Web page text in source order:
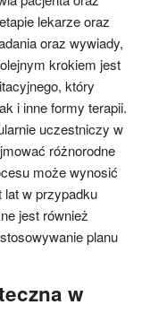
lekarze oraz
oraz wywiady,
krokiem jest
który
i inne formy terapii.
uczestniczy w
różnorodne
może wynosić
lat w przypadku
jest również
planu
w